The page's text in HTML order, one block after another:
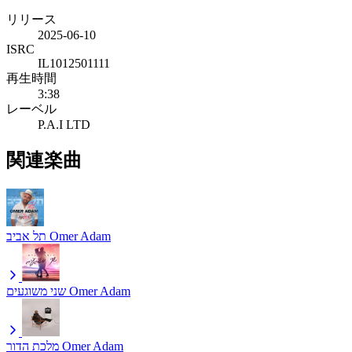
リリース
2025-06-10
ISRC
IL1012501111
再生時間
3:38
レーベル
P.A.I LTD
関連楽曲
תל אביב Omer Adam
שני משוגעים Omer Adam
מלכת הדור Omer Adam